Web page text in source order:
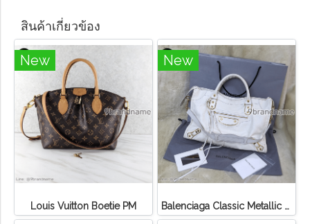
สินค้าเกี่ยวข้อง
New
Louis Vuitton Boetie PM
New
Balenciaga Classic Metallic Edge City Bag